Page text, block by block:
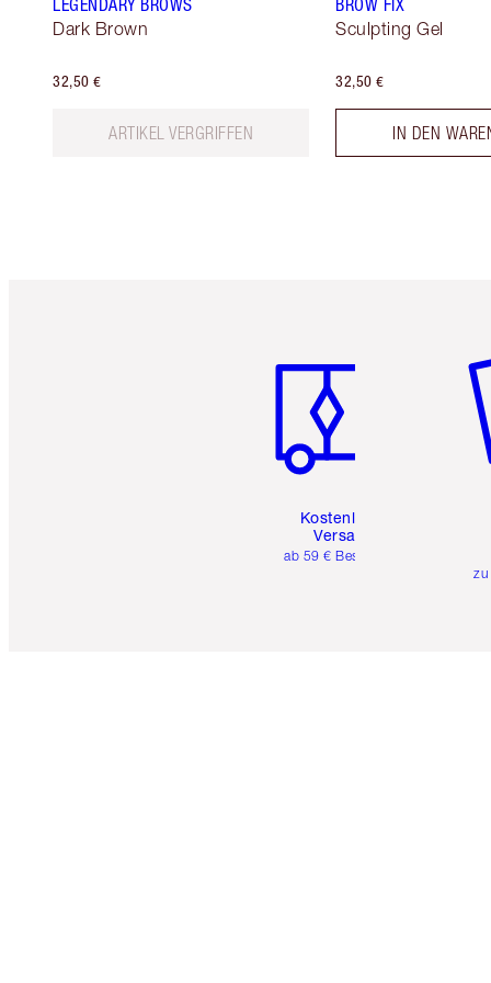
LEGENDARY BROWS
Dark Brown
32,50 €
ARTIKEL VERGRIFFEN
BROW FIX
Sculpting Gel
32,50 €
IN DEN
Kostenloser
Versand
ab 59 € Bestellwert
zu